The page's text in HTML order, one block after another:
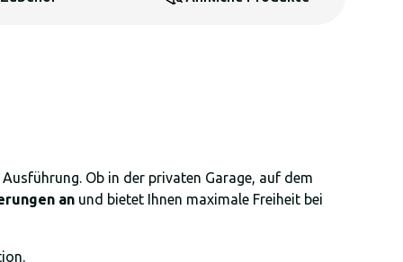
Ob in der privaten Garage, auf dem
an und bietet Ihnen maximale Freiheit bei